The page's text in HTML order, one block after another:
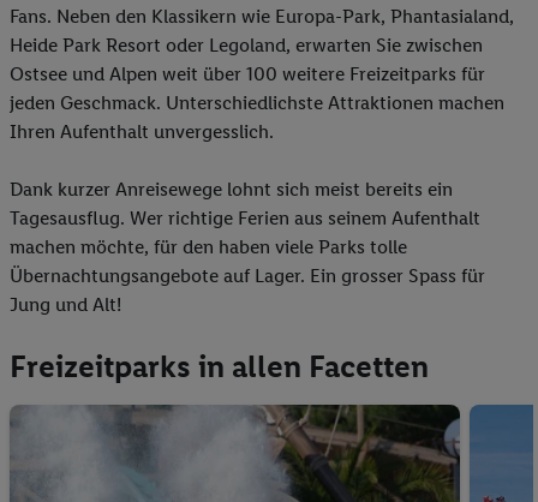
Fans. Neben den Klassikern wie Europa-Park, Phantasialand,
Heide Park Resort oder Legoland, erwarten Sie zwischen
Ostsee und Alpen weit über 100 weitere Freizeitparks für
jeden Geschmack. Unterschiedlichste Attraktionen machen
Ihren Aufenthalt unvergesslich.
Dank kurzer Anreisewege lohnt sich meist bereits ein
Tagesausflug. Wer richtige Ferien aus seinem Aufenthalt
machen möchte, für den haben viele Parks tolle
Übernachtungsangebote auf Lager. Ein grosser Spass für
Jung und Alt!
Freizeitparks in allen Facetten